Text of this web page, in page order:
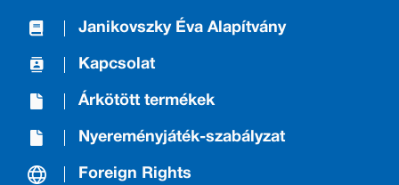
Janikovszky Éva Alapítvány
Kapcsolat
Árkötött termékek
Nyereményjáték-szabályzat
Foreign Rights